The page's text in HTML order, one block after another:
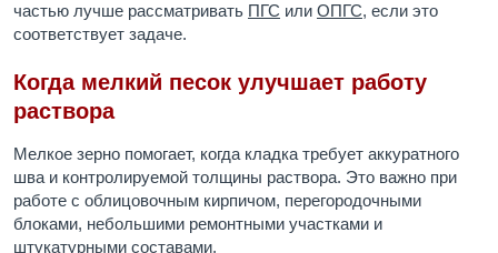
частью лучше рассматривать ПГС или ОПГС, если это
соответствует задаче.
Когда мелкий песок улучшает работу
раствора
Мелкое зерно помогает, когда кладка требует аккуратного
шва и контролируемой толщины раствора. Это важно при
работе с облицовочным кирпичом, перегородочными
блоками, небольшими ремонтными участками и
штукатурными составами.